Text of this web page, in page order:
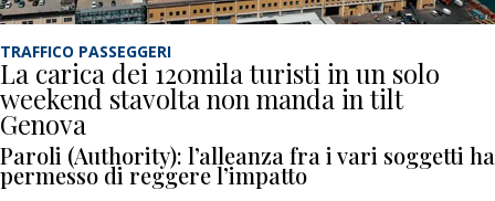
TRAFFICO PASSEGGERI
La carica dei 120mila turisti in un solo
weekend stavolta non manda in tilt
Genova
Paroli (Authority): l’alleanza fra i vari soggetti ha
permesso di reggere l’impatto